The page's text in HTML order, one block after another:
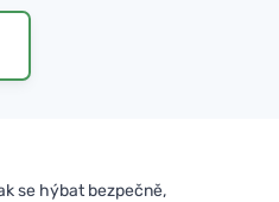
se hýbat bezpečně,